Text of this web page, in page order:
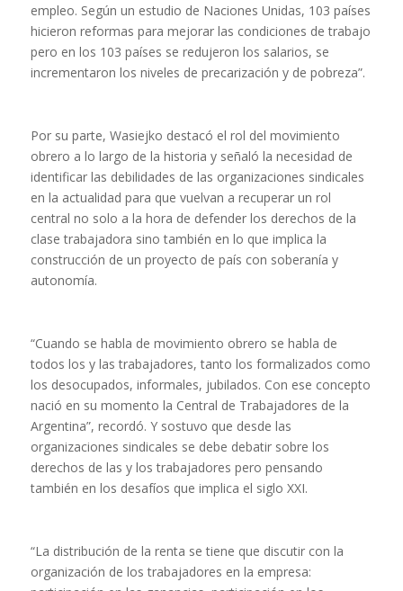
empleo. Según un estudio de Naciones Unidas, 103 países
hicieron reformas para mejorar las condiciones de trabajo
pero en los 103 países se redujeron los salarios, se
incrementaron los niveles de precarización y de pobreza”.
Por su parte, Wasiejko destacó el rol del movimiento
obrero a lo largo de la historia y señaló la necesidad de
identificar las debilidades de las organizaciones sindicales
en la actualidad para que vuelvan a recuperar un rol
central no solo a la hora de defender los derechos de la
clase trabajadora sino también en lo que implica la
construcción de un proyecto de país con soberanía y
autonomía.
“Cuando se habla de movimiento obrero se habla de
todos los y las trabajadores, tanto los formalizados como
los desocupados, informales, jubilados. Con ese concepto
nació en su momento la Central de Trabajadores de la
Argentina”, recordó. Y sostuvo que desde las
organizaciones sindicales se debe debatir sobre los
derechos de las y los trabajadores pero pensando
también en los desafíos que implica el siglo XXI.
“La distribución de la renta se tiene que discutir con la
organización de los trabajadores en la empresa: